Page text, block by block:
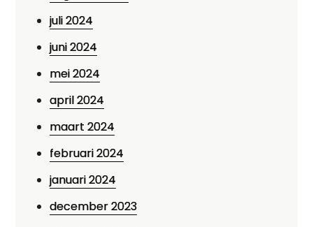
juli 2024
juni 2024
mei 2024
april 2024
maart 2024
februari 2024
januari 2024
december 2023